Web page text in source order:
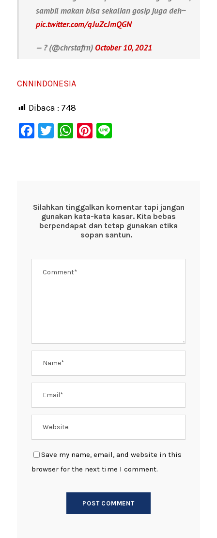
sambil makan bisa sekalian gosip juga deh~
pic.twitter.com/qJuZcJmQGN
— ? (@chrstafrn) October 10, 2021
CNNINDONESIA
Dibaca : 748
F
o
o
T
W
p
p
Pi
Silahkan tinggalkan komentar tapi jangan
gunakan kata-kata kasar. Kita bebas
berpendapat dan tetap gunakan etika
sopan santun.
Save my name, email, and website in this
browser for the next time I comment.